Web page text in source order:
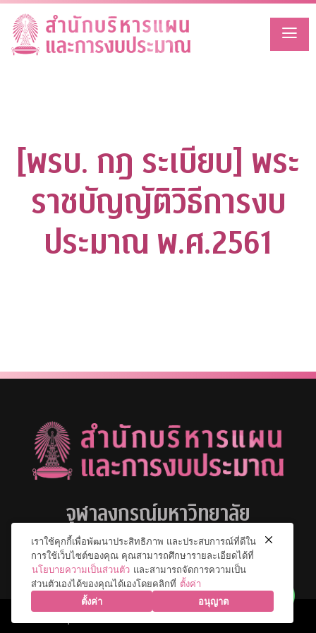
Skip
content
[พรบ. กฎ ระเบียบ] พระ
ราชบัญญัติวิธีการงบ
ประมาณ พ.ศ.2561
จุฬาลงกรณ์มหาวิทยาลัย
© 2026 จุฬาลงกรณ์มหาวิทยาลัย. All Rights Reserved.
เราใช้คุกกี้เพื่อพัฒนาประสิทธิภาพ และประสบการณ์ที่ดีใน
การใช้เว็บไซต์ของคุณ คุณสามารถศึกษารายละเอียดได้ที่
นโยบายความเป็นส่วนตัว และสามารถจัดการความเป็น
ส่วนตัวเองได้ของคุณได้เองโดยคลิกที่ ตั้งค่า
ตั้งค่า
อนุญาต